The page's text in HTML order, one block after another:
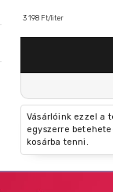
3 198 Ft/liter
Vásárlóink ezzel a
egyszerre
kosárba tenni.